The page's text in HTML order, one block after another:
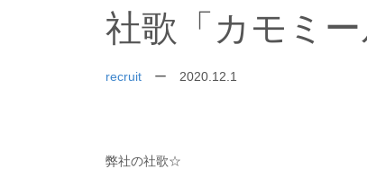
社歌「カモミ
recruit ー 2020.12.1
弊社の社歌☆